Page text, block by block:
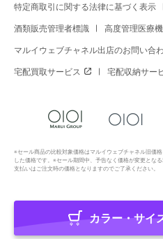
特定商取引に関する法律に基づく表示
酒類販売管理者標識 高度管理医療
マルイウェブチャネル出店のお問い合
宅配買取サービス 宅配収納サー
※セール商品の比較対象価格はマルイウェブチャネル旧価
した価格です。※セール期間中、予告なく価格が変更とな
支払いはご注文時の価格となりますのでご了承ください。
Copyright All Rights
カラー・サイ